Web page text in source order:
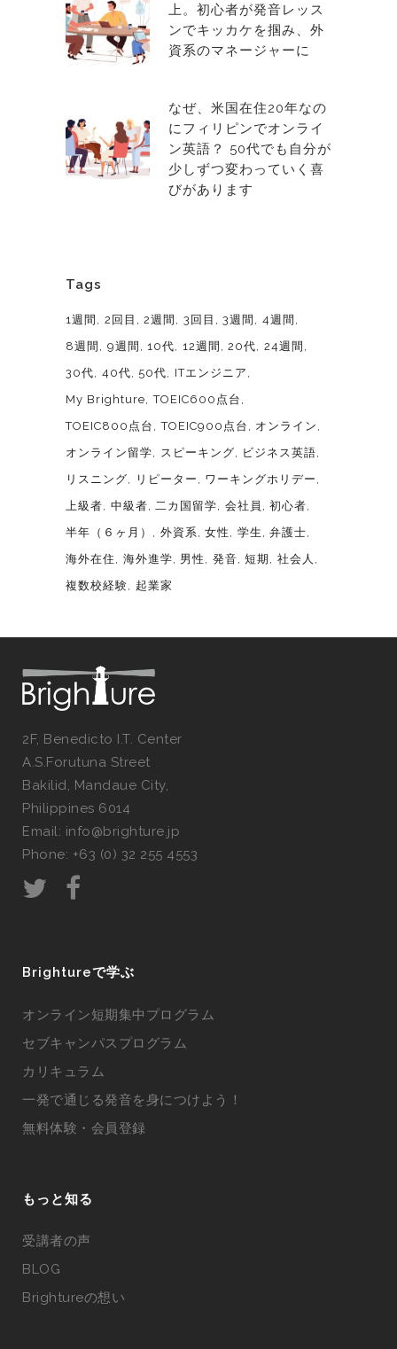
上。初心者が発音レッス
ンでキッカケを掴み、外
資系のマネージャーに
なぜ、米国在住20年なの
にフィリピンでオンライ
ン英語？ 50代でも自分が
少しずつ変わっていく喜
びがあります
Tags
1週間 2回目 2週間 3回目 3週間
4週間
8週間
9週間 10代 12週間 20代
24週間
30代
40代 50代
ITエンジニア
My Brighture
TOEIC600点台
TOEIC800点台
TOEIC900点台
オンライン
オンライン留学
スピーキング
ビジネス英語
リスニング
リピーター
ワーキングホリデー
上級者
中級者 二カ国留学 会社員
初心者
半年（６ヶ月）
外資系 女性 学生
弁護士
海外在住
海外進学 男性 発音 短期
社会人
複数校経験
起業家
2F, Benedicto I.T. Center
A.S.Forutuna Street
Bakilid, Mandaue City,
Philippines 6014
Email: info@brighture.jp
Phone: +63 (0) 32 255 4553
Brightureで学ぶ
オンライン短期集中プログラム
セブキャンパスプログラム
カリキュラム
一発で通じる発音を身につけよう！
無料体験・会員登録
もっと知る
受講者の声
BLOG
Brightureの想い